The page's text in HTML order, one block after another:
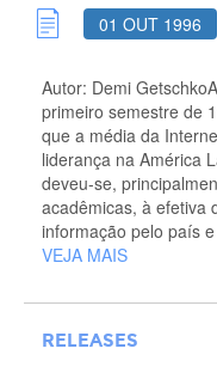
01 OUT 1996
Autor: Demi
primeiro semestre de
que a média da
liderança na América
deveu-se,
acadêmicas, à efetiva
informação pelo país
VEJA MAIS
RELEASES